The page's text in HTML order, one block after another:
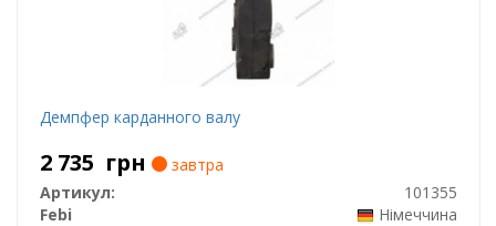
Демпфер карданного валу
2 735 грн
завтра
Артикул:
101355
Febi
Німеччина